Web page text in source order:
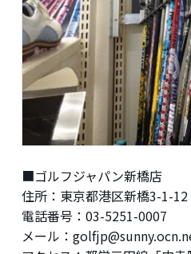
■ゴルフジャパン新橋店
住所：東京都港区新橋3-1-12
電話番号：03-5251-0007
メール：